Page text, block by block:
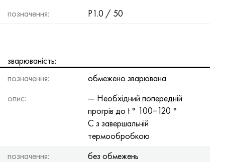
позначення:
P1.0 / 50
зварюваність:
позначення:
обмежено зварювана
опис:
— Необхідний попередній
прогрів до t ° 100−120 °
С з завершальній
термообробкою
позначення:
без обмежень